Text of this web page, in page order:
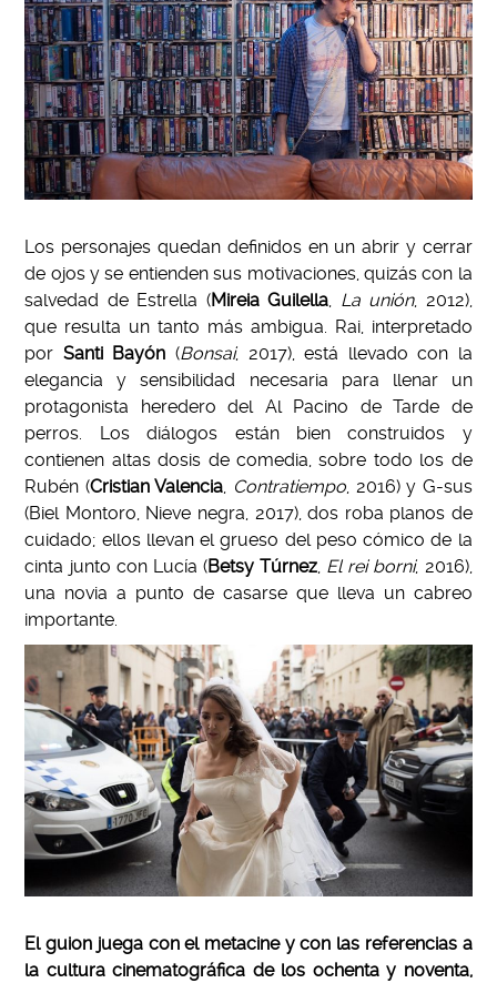
Los personajes quedan definidos en un abrir y cerrar
de ojos y se entienden sus motivaciones, quizás con la
salvedad de Estrella (Mireia Guilella, La unión, 2012),
que resulta un tanto más ambigua. Rai, interpretado
por Santi Bayón (Bonsai, 2017), está llevado con la
elegancia y sensibilidad necesaria para llenar un
protagonista heredero del Al Pacino de Tarde de
perros. Los diálogos están bien construidos y
contienen altas dosis de comedia, sobre todo los de
Rubén (Cristian Valencia, Contratiempo, 2016) y G-sus
(Biel Montoro, Nieve negra, 2017), dos roba planos de
cuidado; ellos llevan el grueso del peso cómico de la
cinta junto con Lucía (Betsy Túrnez, El rei borni, 2016),
una novia a punto de casarse que lleva un cabreo
importante.
El guion juega con el metacine y con las referencias a
la cultura cinematográfica de los ochenta y noventa,